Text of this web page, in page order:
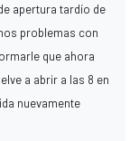
apertura tardío de
problemas con
que ahora
a abrir a las 8 en
nuevamente